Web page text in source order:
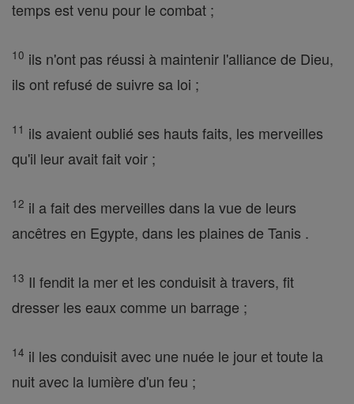
temps est venu pour le combat ;
10 ils n'ont pas réussi à maintenir l'alliance de Dieu,
ils ont refusé de suivre sa loi ;
11 ils avaient oublié ses hauts faits, les merveilles
qu'il leur avait fait voir ;
12 il a fait des merveilles dans la vue de leurs
ancêtres en Egypte, dans les plaines de Tanis .
13 Il fendit la mer et les conduisit à travers, fit
dresser les eaux comme un barrage ;
14 il les conduisit avec une nuée le jour et toute la
nuit avec la lumière d'un feu ;